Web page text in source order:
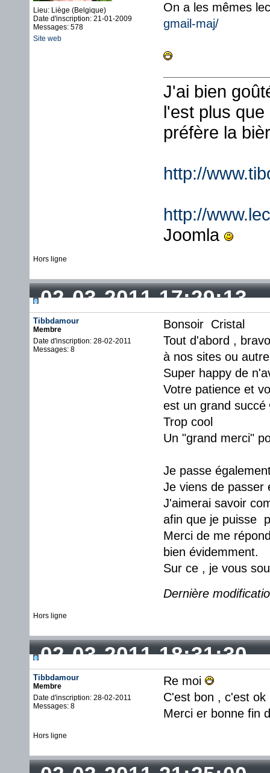
Lieu: Liège (Belgique)
Date d'inscription: 21-01-2009
Messages: 578
Site web
On a les mêmes
gmail-maj/
J'ai bien
l'est plus
préfère la
http://
http://
Joomla
Hors ligne
02-03-2011 17:29:13
Tibbdamour
Membre
Date d'inscription: 28-02-2011
Messages: 8
Bonsoir Cristal
Tout d'abord ,
à nos sites ou
Super happy de
Votre patience et
est un grand succé
Trop cool
Un "grand merci"
Je passe
Je viens de passer
J'aimerai savoir
afin que je puisse
Merci de me
bien évidemment.
Sur ce , je vous
Dernière
Hors ligne
02-03-2011 18:31:30
Tibbdamour
Membre
Date d'inscription: 28-02-2011
Messages: 8
Re moi
C'est bon , c'est
Merci er bonne fin
Hors ligne